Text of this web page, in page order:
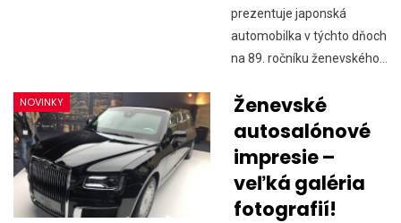
prezentuje japonská
automobilka v týchto dňoch
na 89. ročníku ženevského…
NOVINKY
Ženevské
autosalónové
impresie –
veľká galéria
fotografií!